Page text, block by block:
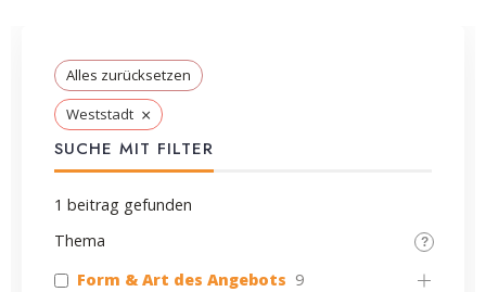
Alles zurücksetzen
Weststadt ×
SUCHE MIT FILTER
1 beitrag gefunden
Thema
Form & Art des Angebots 9